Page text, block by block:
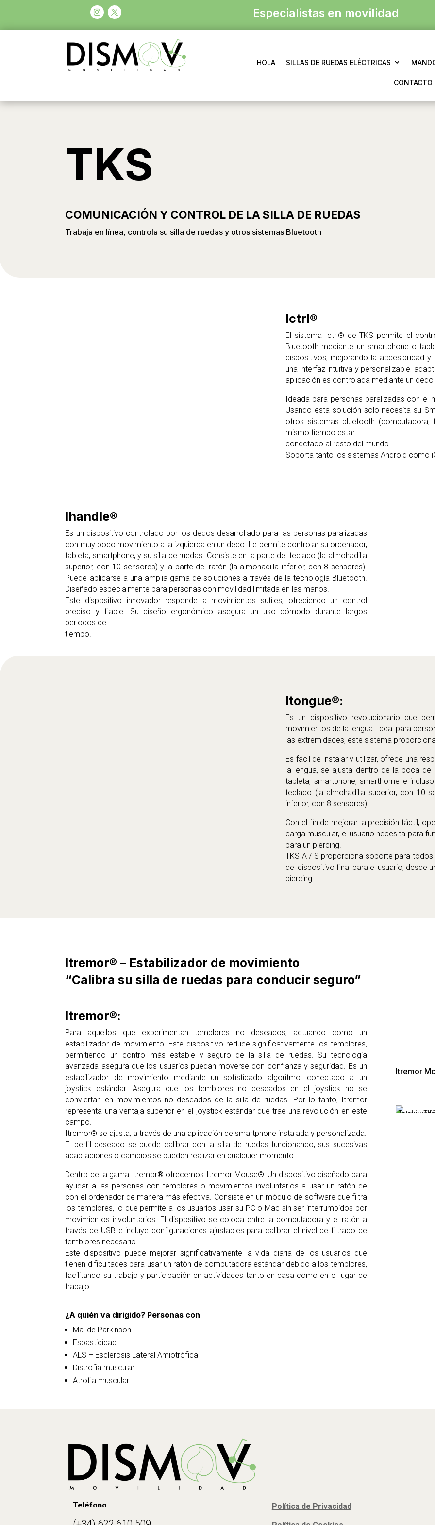
Especialistas en movilidad
HOLA SILLAS DE RUEDAS ELÉCTRICAS
CONTACTO
TKS
COMUNICACIÓN Y CONTROL DE LA SILLA DE RUEDAS
Trabaja en línea, controla su silla de ruedas y otros sistemas Bluetooth
Ictrl®
El sistema Ictrl® de TKS permite el
Bluetooth mediante un smartphone o
dispositivos, mejorando la accesibilidad
una interfaz intuitiva y personalizable,
aplicación es controlada mediante un dedo
Ideada para personas paralizadas con el
Usando esta solución solo necesita su
otros sistemas bluetooth (computadora,
mismo tiempo estar
conectado al resto del mundo.
Soporta tanto los sistemas Android como
Ihandle®
Es un dispositivo controlado por los dedos desarrollado para las personas paralizadas
con muy poco movimiento a la izquierda en un dedo. Le permite controlar su ordenador,
tableta, smartphone, y su silla de ruedas. Consiste en la parte del teclado (la almohadilla
superior, con 10 sensores) y la parte del ratón (la almohadilla inferior, con 8 sensores).
Puede aplicarse a una amplia gama de soluciones a través de la tecnología Bluetooth.
Diseñado especialmente para personas con movilidad limitada en las manos.
Este dispositivo innovador responde a movimientos sutiles, ofreciendo un control
preciso y fiable. Su diseño ergonómico asegura un uso cómodo durante largos
periodos de
tiempo.
Itongue®:
Es un dispositivo revolucionario que
movimientos de la lengua. Ideal para
las extremidades, este sistema
Es fácil de instalar y utilizar, ofrece una
la lengua, se ajusta dentro de la boca
tableta, smartphone, smarthome e
teclado (la almohadilla superior, con 10
inferior, con 8 sensores).
Con el fin de mejorar la precisión táctil,
carga muscular, el usuario necesita para
para un piercing.
TKS A / S proporciona soporte para
del dispositivo final para el usuario, desde
piercing.
Itremor® – Estabilizador de movimiento
“Calibra su silla de ruedas para conducir seguro”
Itremor®:
Para aquellos que experimentan temblores no deseados, actuando como un
estabilizador de movimiento. Este dispositivo reduce significativamente los temblores,
permitiendo un control más estable y seguro de la silla de ruedas. Su tecnología
avanzada asegura que los usuarios puedan moverse con confianza y seguridad. Es un
estabilizador de movimiento mediante un sofisticado algoritmo, conectado a un
joystick estándar. Asegura que los temblores no deseados en el joystick no se
conviertan en movimientos no deseados de la silla de ruedas. Por lo tanto, Itremor
representa una ventaja superior en el joystick estándar que trae una revolución en este
campo.
Itremor® se ajusta, a través de una aplicación de smartphone instalada y personalizada.
El perfil deseado se puede calibrar con la silla de ruedas funcionando, sus sucesivas
adaptaciones o cambios se pueden realizar en cualquier momento.
Dentro de la gama Itremor® ofrecemos Itremor Mouse®: Un dispositivo diseñado para
ayudar a las personas con temblores o movimientos involuntarios a usar un ratón de
con el ordenador de manera más efectiva. Consiste en un módulo de software que filtra
los temblores, lo que permite a los usuarios usar su PC o Mac sin ser interrumpidos por
movimientos involuntarios. El dispositivo se coloca entre la computadora y el ratón a
través de USB e incluye configuraciones ajustables para calibrar el nivel de filtrado de
temblores necesario.
Este dispositivo puede mejorar significativamente la vida diaria de los usuarios que
tienen dificultades para usar un ratón de computadora estándar debido a los temblores,
facilitando su trabajo y participación en actividades tanto en casa como en el lugar de
trabajo.
¿A quién va dirigido? Personas con:
Mal de Parkinson
Espasticidad
ALS – Esclerosis Lateral Amiotrófica
Distrofia muscular
Atrofia muscular
Itremor
Estabilizador Itremor
Teléfono
Política de Privacidad